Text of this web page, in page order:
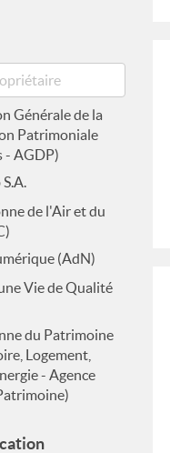
Générale de la
Patrimoniale
- AGDP)
de l'Air et du
(AdN)
Vie de Qualité
du Patrimoine
Logement,
- Agence